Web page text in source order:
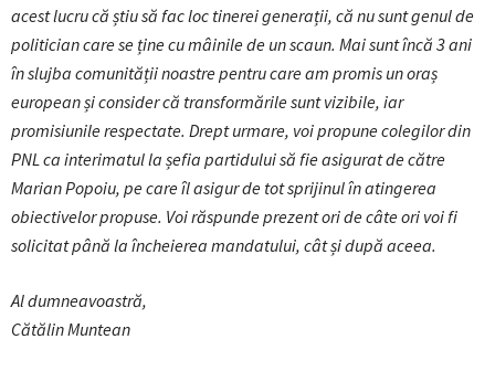
acest lucru că știu să fac loc tinerei generații, că nu sunt genul de
politiciancare se ține cu mâinile de un scaun. Mai sunt încă 3 ani
în slujba comunității noastre pentru care am promis un oraș
european și consider că transformările sunt vizibile, iar
promisiunile respectate. Drept urmare, voi propune colegilor din
PNL ca interimatul la șefia partidului să fie asigurat de către
Marian Popoiu, pe care îl asigur de tot sprijinul în atingerea
obiectivelor propuse. Voi răspunde prezent ori de câte ori voi fi
solicitat până la încheierea mandatului, cât și după aceea.
Al dumneavoastră,
Cătălin Muntean